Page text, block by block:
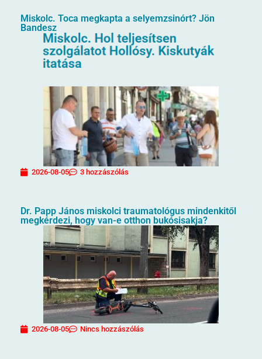
Miskolc. Toca megkapta a selyemzsinórt? Jön
Bandesz
2026-08-05 3 hozzászólás
Dr. Papp János miskolci traumatológus mindenkitől
megkérdezi, hogy van-e otthon bukósisakja?
2026-08-05 Nincs hozzászólás